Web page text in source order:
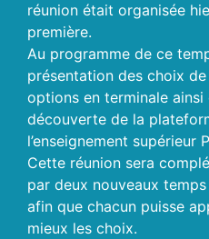
réunion était organisée
première.
Au programme de ce
présentation des choix
options en terminale ainsi
découverte de la
l’enseignement supérieur
Cette réunion sera
par deux nouveaux
afin que chacun puisse
mieux les choix.